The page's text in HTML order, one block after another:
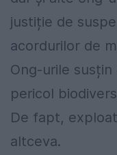
justiție de
acordurilor de
Ong-urile
pericol
De fapt,
altceva.